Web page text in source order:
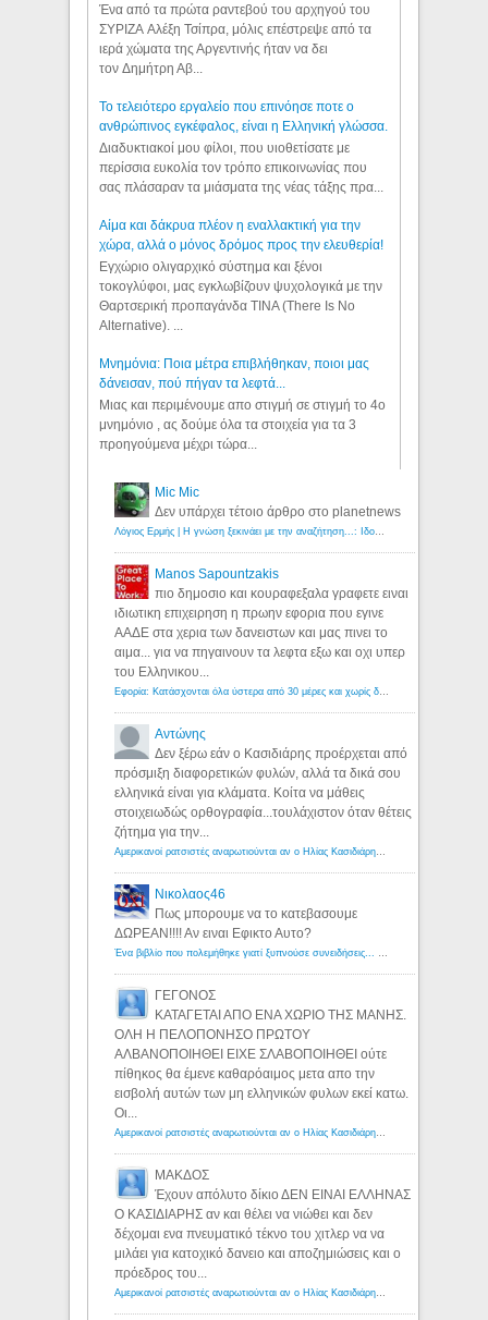
Ένα από τα πρώτα ραντεβού του αρχηγού του
ΣΥΡΙΖΑ Αλέξη Τσίπρα, μόλις επέστρεψε από τα
ιερά χώματα της Αργεντινής ήταν να δει
τον Δημήτρη Αβ...
Το τελειότερο εργαλείο που επινόησε ποτε ο
ανθρώπινος εγκέφαλος, είναι η Ελληνική γλώσσα.
Διαδυκτιακοί μου φίλοι, που υιοθετίσατε με
περίσσια ευκολία τον τρόπο επικοινωνίας που
σας πλάσαραν τα μιάσματα της νέας τάξης πρα...
Αίμα και δάκρυα πλέον η εναλλακτική για την
χώρα, αλλά ο μόνος δρόμος προς την ελευθερία!
Εγχώριο ολιγαρχικό σύστημα και ξένοι
τοκογλύφοι, μας εγκλωβίζουν ψυχολογικά με την
Θαρτσερική προπαγάνδα TINA (There Is No
Alternative). ...
Μνημόνια: Ποια μέτρα επιβλήθηκαν, ποιοι μας
δάνεισαν, πού πήγαν τα λεφτά...
Μιας και περιμένουμε απο στιγμή σε στιγμή το 4ο
μνημόνιο , ας δούμε όλα τα στοιχεία για τα 3
προηγούμενα μέχρι τώρα...
Mic Mic
Δεν υπάρχει τέτοιο άρθρο στο planetnews
Manos Sapountzakis
πιο δημοσιο και κουραφεξαλα γραφετε ειναι
ιδιωτικη επιχειρηση η πρωην εφορια που εγινε
ΑΑΔΕ στα χερια των δανειστων και μας πινει το
αιμα... για να πηγαινουν τα λεφτα εξω και οχι υπερ
του Ελληνικου...
Αντώνης
Δεν ξέρω εάν ο Κασιδιάρης προέρχεται από
πρόσμιξη διαφορετικών φυλών, αλλά τα δικά σου
ελληνικά είναι για κλάματα. Κοίτα να μάθεις
στοιχειωδώς ορθογραφία...τουλάχιστον όταν θέτεις
ζήτημα για την...
Νικολαος46
Πως μπορουμε να το κατεβασουμε
ΔΩΡΕΑΝ!!!! Αν ειναι Εφικτο Αυτο?
ΓΕΓΟΝΟΣ
ΚΑΤΑΓΕΤΑΙ ΑΠΟ ΕΝΑ ΧΩΡΙΟ ΤΗΣ ΜΑΝΗΣ.
ΟΛΗ Η ΠΕΛΟΠΟΝΗΣΟ ΠΡΩΤΟΥ
ΑΛΒΑΝΟΠΟΙΗΘΕΙ ΕΙΧΕ ΣΛΑΒΟΠΟΙΗΘΕΙ ούτε
πίθηκος θα έμενε καθαρόαιμος μετα απο την
εισβολή αυτών των μη ελληνικών φυλων εκεί κατω.
Οι...
ΜΑΚΔΟΣ
Έχουν απόλυτο δίκιο ΔΕΝ ΕΙΝΑΙ ΕΛΛΗΝΑΣ
Ο ΚΑΣΙΔΙΑΡΗΣ αν και θέλει να νιώθει και δεν
δέχομαι ενα πνευματικό τέκνο του χιτλερ να να
μιλάει για κατοχικό δανειο και αποζημιώσεις και ο
πρόεδρος του...